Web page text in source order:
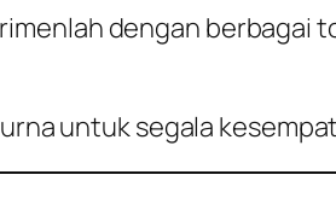
dengan berbagai
untuk segala